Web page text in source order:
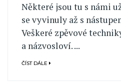
Některé jsou tu s námi
se vyvinuly až s
Veškeré zpěvové
a názvosloví. ...
ČÍST DÁLE